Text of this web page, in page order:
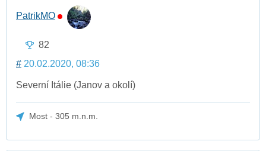
PatrikMO
82
# 20.02.2020, 08:36
Severní Itálie (Janov a okolí)
Most - 305 m.n.m.